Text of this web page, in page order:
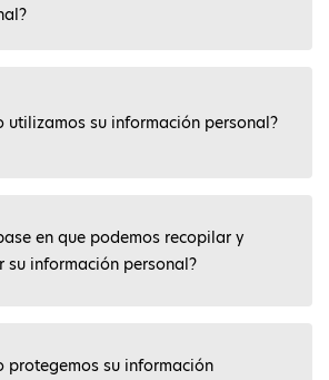
utilizamos su información personal?
en que podemos recopilar y
su información personal?
protegemos su información